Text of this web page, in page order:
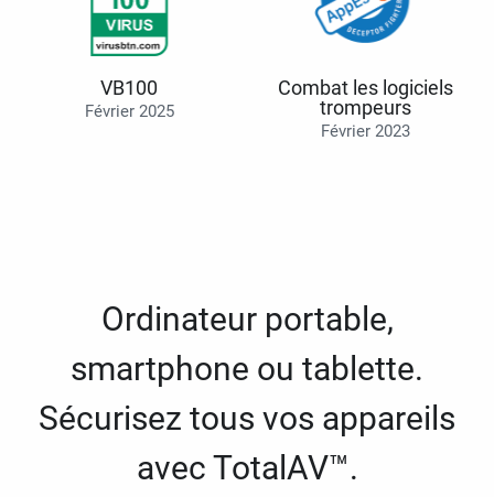
VB100
Février 2025
Combat les logiciels
trompeurs
Février 2023
Ordinateur portable,
smartphone ou tablette.
Sécurisez tous vos appareils
avec TotalAV™.